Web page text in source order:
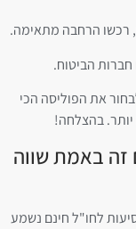
רכשו הרחבה מתאימה.
הביטוח.
את הפוליסה הכי
בהצלחה!
זה באמת שווה
לחו"ל חינם נשמע